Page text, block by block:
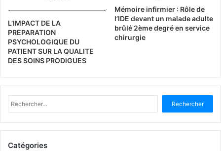
L’IMPACT DE LA
PREPARATION
PSYCHOLOGIQUE DU
PATIENT SUR LA QUALITE
DES SOINS PRODIGUES
Mémoire infirmier : Rôle de
l’IDE devant un malade adulte
brûlé 2ème degré en service
chirurgie
e
c
h
Catégories